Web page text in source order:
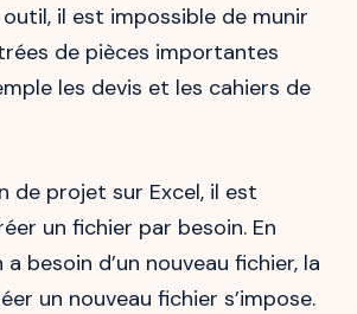
il est impossible de munir
de pièces importantes
les devis et les cahiers de
de projet sur Excel, il est
un fichier par besoin. En
besoin d’un nouveau fichier, la
un nouveau fichier s’impose.